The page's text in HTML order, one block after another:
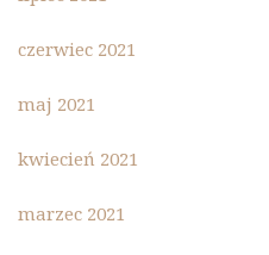
czerwiec 2021
maj 2021
kwiecień 2021
marzec 2021